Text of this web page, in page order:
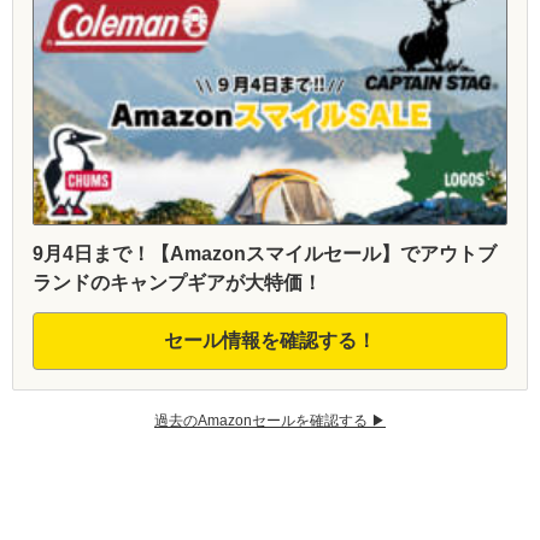
9月4日まで！【Amazonスマイルセール】でアウトブ
ランドのキャンプギアが大特価！
セール情報を確認する！
過去のAmazonセールを確認する ▶︎